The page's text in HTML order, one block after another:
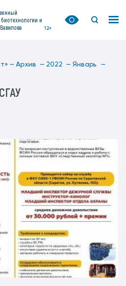
и
12+
— Архив — 2022 — Январь —